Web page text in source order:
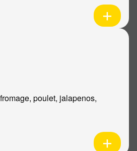
poulet, jalapenos,